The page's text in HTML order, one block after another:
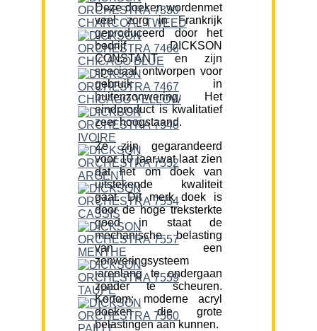
Deze doeken wordenmet
veel zorg in Frankrijk
geproduceerd door het
bedrijf DICKSON
CONSTANT en zijn
speciaal ontworpen voor
gebruik in
buitenzonwering. Het
eindproduct is kwalitatief
zeer hoogstaand.
Ze zijn gegarandeerd
voor 10 jaar,wat laat zien
dat het om doek van
uitstekende kwaliteit
gaat. Dit merk doek is
door de hoge treksterkte
goed in staat de
mechanische belasting
van een
zonweringsysteem
jarenlang te ondergaan
zonder te scheuren.
Kortom; moderne acryl
doeken die grote
belastingen aan kunnen.